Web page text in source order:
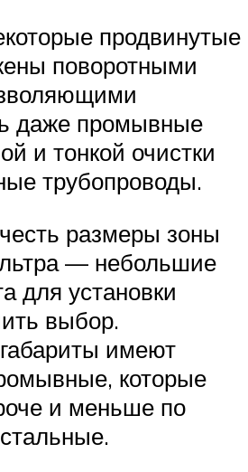
продвинутые
поворотными
даже промывные
и тонкой очистки
трубопроводы.
размеры зоны
— небольшие
для установки
выбор.
имеют
которые
и меньше по